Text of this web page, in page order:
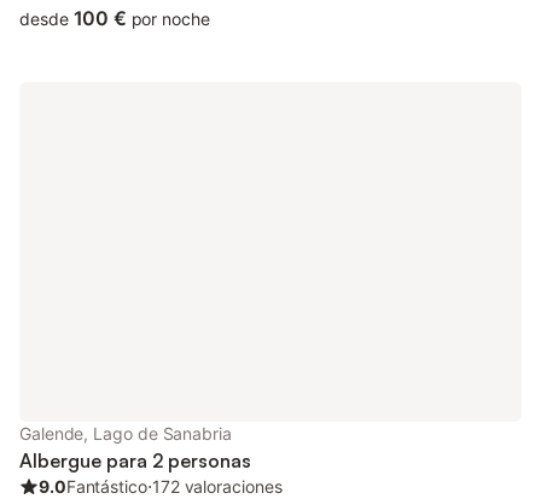
private parking and free WiFi.
desde 100 € por noche
Galende, Lago de Sanabria
Albergue para 2 personas
9.0Fantástico⋅172 valoraciones